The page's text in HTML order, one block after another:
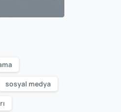
sosyal medya